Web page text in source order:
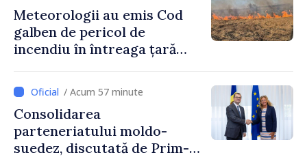
Meteorologii au emis Cod
galben de pericol de
incendiu în întreaga țară
/ Acum 57 minute
Consolidarea
parteneriatului moldo-
suedez, discutată de Prim-